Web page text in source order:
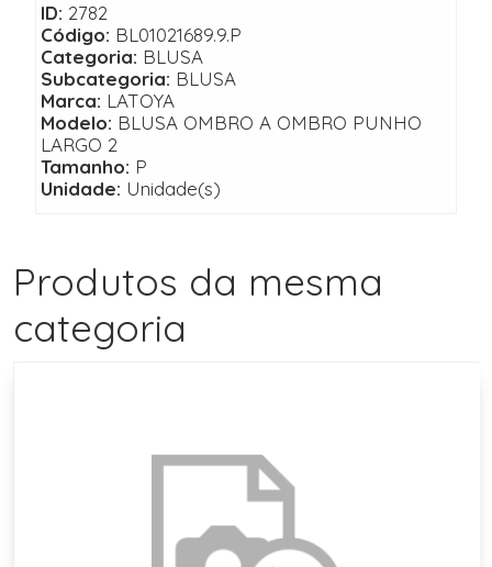
ID: 2782
Código: BL01021689.9.P
Categoria: BLUSA
Subcategoria: BLUSA
Marca: LATOYA
Modelo: BLUSA OMBRO A OMBRO PUNHO
LARGO 2
Tamanho: P
Unidade: Unidade(s)
Produtos da mesma
categoria